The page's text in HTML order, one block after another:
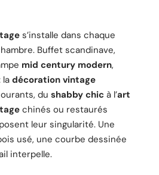
s’installe dans chaque
Buffet scandinave,
mid century modern,
ladécoration vintage
du shabby chic à l’art
chinés ou restaurés
leur singularité. Une
usé, une courbe dessinée
interpelle.